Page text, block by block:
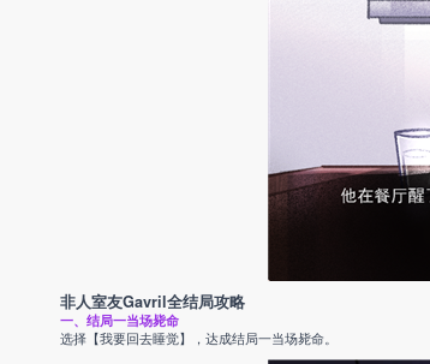
非人室友Gavril全结局攻略
一、结局一当场毙命
选择【我要回去睡觉】，达成结局一当场毙命。